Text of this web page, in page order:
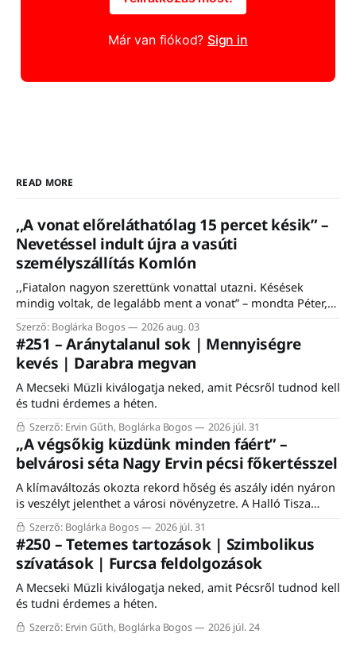
Már van fiókod? Sign in
READ MORE
,,A vonat előreláthatólag 15 percet késik” –
Nevetéssel indult újra a vasúti
személyszállítás Komlón
,,Fiatalon nagyon szerettünk vonattal utazni. Késések
mindig voltak, de legalább ment a vonat” – mondta Péter,
egy komlói nyugdíjas, aki felidézte, hogy a vasútnak mindig
is fontos szerepe volt a város életében. Éppen ezért nem is
csoda, hogy a komlói vasútállomáson közel ezerfős tömeg
gyűlt össze szombaton a Komló–Dombóvár-vasútvonal
Szerző: Boglárka Bogos 2026 aug. 03
#251 – Aránytalanul sok | Mennyiségre
kevés | Darabra megvan
A Mecseki Müzli kiválogatja neked, amit Pécsről tudnod kell
és tudni érdemes a héten.
Szerző: Ervin Gűth, Boglárka Bogos 2026 júl. 31
„A végsőkig küzdünk minden fáért” –
belvárosi séta Nagy Ervin pécsi főkertésszel
A klímaváltozás okozta rekord hőség és aszály idén nyáron
is veszélyt jelenthet a városi növényzetre. A Halló Tisza
Sziget séta-fórumán Nagy Ervin, Pécs főkertésze mesélt a
városon belüli növénytelepítés kihívásairól, a meglévő
faállomány megóvásáról, valamint a mediterrán fajokkal
történő kísérletezésről. A programon résztvevő közel húsz
érdeklődő a meleg ellenére
Szerző: Boglárka Bogos 2026 júl. 31
#250 – Tetemes tartozások | Szimbolikus
szívatások | Furcsa feldolgozások
A Mecseki Müzli kiválogatja neked, amit Pécsről tudnod kell
és tudni érdemes a héten.
Szerző: Ervin Gűth, Boglárka Bogos 2026 júl. 24